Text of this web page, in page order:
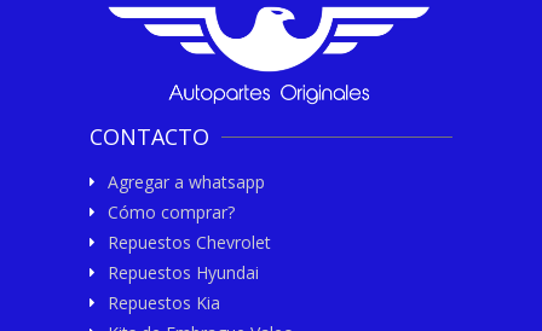
CONTACTO
Agregar a whatsapp
Cómo comprar?
Repuestos Chevrolet
Repuestos Hyundai
Repuestos Kia